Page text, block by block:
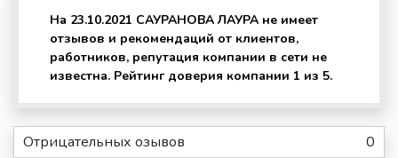
На 23.10.2021 САУРАНОВА ЛАУРА не имеет
отзывов и рекомендаций от клиентов,
работников, репутация компании в сети не
известна. Рейтинг доверия компании 1 из 5.
Отрицательных озывов 0